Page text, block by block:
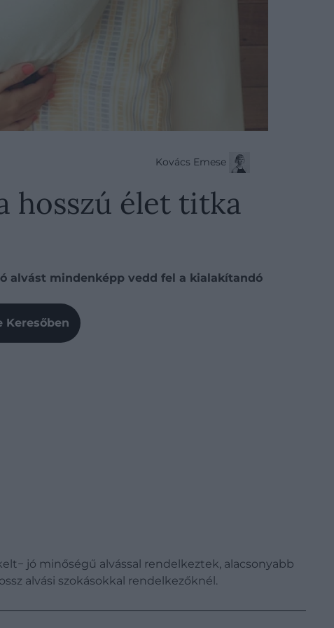
Kovács Emese
hosszú élet titka
alvást mindenképp vedd fel a kialakítandó
Keresőben
jó minőségű alvással rendelkeztek, alacsonyabb
alvási szokásokkal rendelkezőknél.